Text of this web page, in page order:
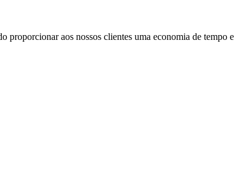
proporcionar aos nossos clientes uma economia de tempo e